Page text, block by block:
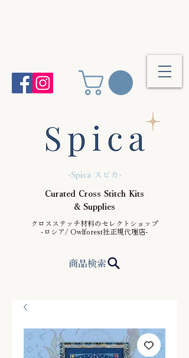
クロスステッチ材料のセレクトショップ
-ロシア/ Owlforest社正規代理店-
Curated Cross Stitch Kits
& Supplies
商品検索
-Spica スピカ-